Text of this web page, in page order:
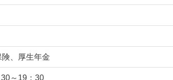
、厚生年金
～19：30